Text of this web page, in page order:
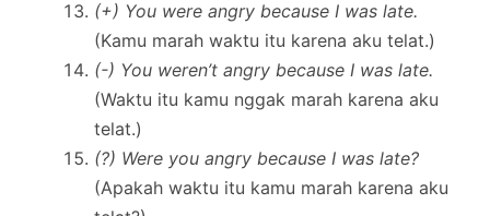
(+) You were angry because I was late.
(Kamu marah waktu itu karena aku telat.)
(-) You weren’t angry because I was late.
(Waktu itu kamu nggak marah karena aku
telat.)
(?) Were you angry because I was late?
(Apakah waktu itu kamu marah karena aku